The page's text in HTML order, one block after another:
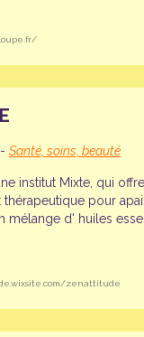
- Santé, soins, beauté
institut Mixte, qui
pour
mélange d' huiles
zenattitude